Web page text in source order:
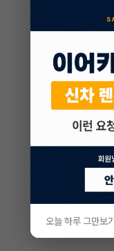
오늘 하루 그만보기